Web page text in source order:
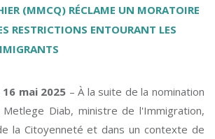
(MMCQ) RÉCLAME UN MORATOIRE
RESTRICTIONS ENTOURANT LES
mai 2025 – À la suite de la nomination
Diab, ministre de l'Immigration,
la Citoyenneté et dans un contexte de